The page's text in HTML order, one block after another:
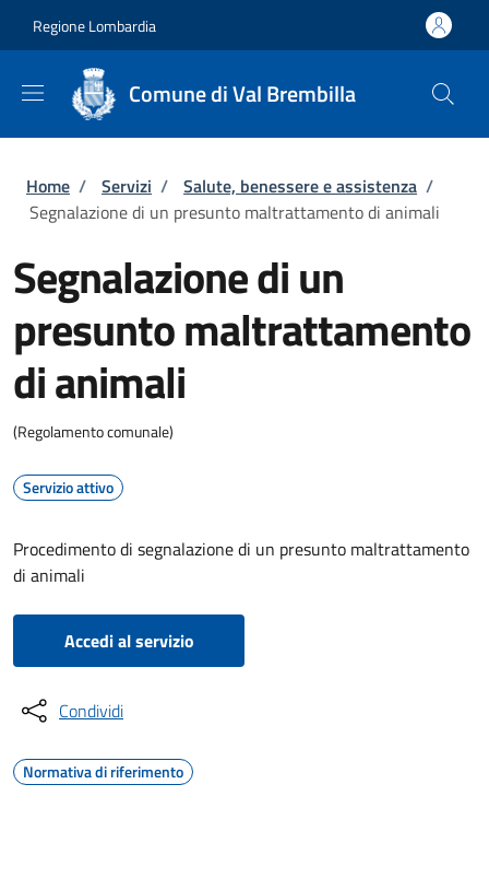
Regione Lombardia
Comune di Val Brembilla
Briciole di pane
Home / Servizi / Salute, benessere e assistenza /
Segnalazione di un presunto maltrattamento di animali
Segnalazione di un
presunto maltrattamento
di animali
(Regolamento comunale)
Servizio attivo
Procedimento di segnalazione di un presunto maltrattamento
di animali
Accedi al servizio
Condividi
Normativa di riferimento